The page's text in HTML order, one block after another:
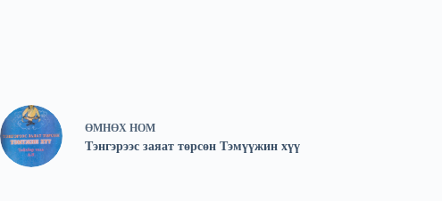
ӨМНӨХ НОМ
Тэнгэрээс заяат төрсөн Тэмүүжин хүү